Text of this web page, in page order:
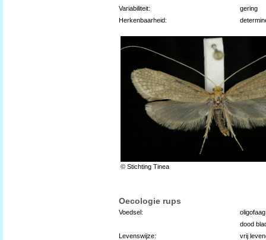
Variabiliteit:
gering
Herkenbaarheid:
© Stichting Tinea
Oecologie rups
Voedsel:
oligofaag
dood
Levenswijze:
vrij